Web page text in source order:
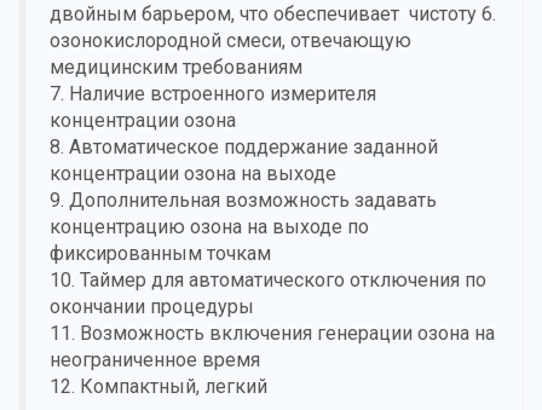
двойным барьером, что обеспечивает чистоту 6.
озонокислородной смеси, отвечающую
медицинским требованиям
7. Наличие встроенного измерителя
концентрации озона
8. Автоматическое поддержание заданной
концентрации озона на выходе
9. Дополнительная возможность задавать
концентрацию озона на выходе по
фиксированным точкам
10. Таймер для автоматического отключения по
окончании процедуры
11. Возможность включения генерации озона на
неограниченное время
12. Компактный, легкий